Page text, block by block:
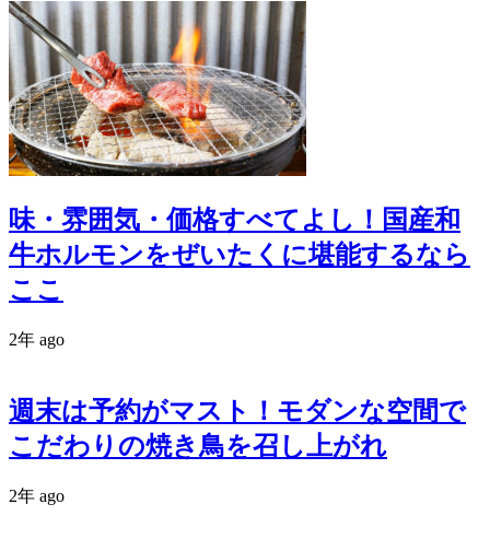
味・雰囲気・価格すべてよし！国産和
牛ホルモンをぜいたくに堪能するなら
ここ
2年 ago
週末は予約がマスト！モダンな空間で
こだわりの焼き鳥を召し上がれ
2年 ago